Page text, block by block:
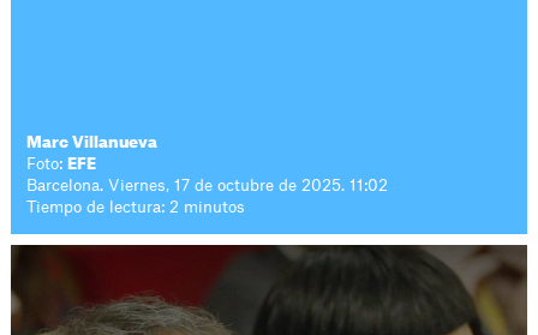
Marc Villanueva
Foto: EFE
Barcelona. Viernes, 17 de octubre de 2025. 11:02
Tiempo de lectura: 2 minutos